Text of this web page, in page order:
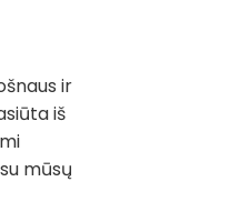
ir
iš
mūsų